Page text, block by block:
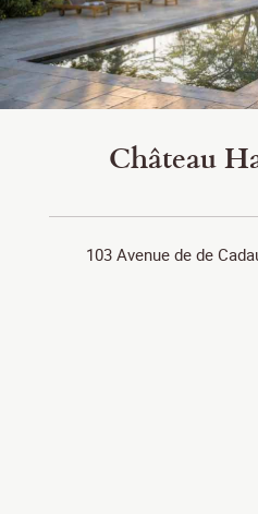
Château
103 Avenue de de